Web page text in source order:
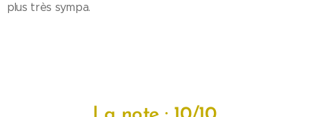
plus très sympa.